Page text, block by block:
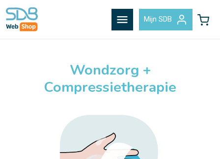
menu Mijn SDB
Wondzorg +
Compressietherapie